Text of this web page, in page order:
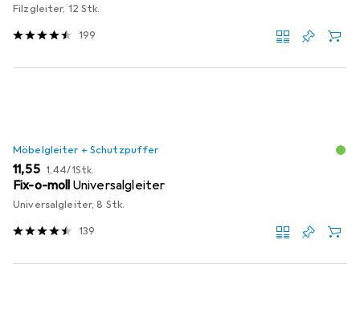
Filzgleiter, 12 Stk.
199
Möbelgleiter + Schutzpuffer
EUR
11,55 EUR
1,44/1Stk.
Fix-o-moll Universalgleiter
Universalgleiter, 8 Stk.
139